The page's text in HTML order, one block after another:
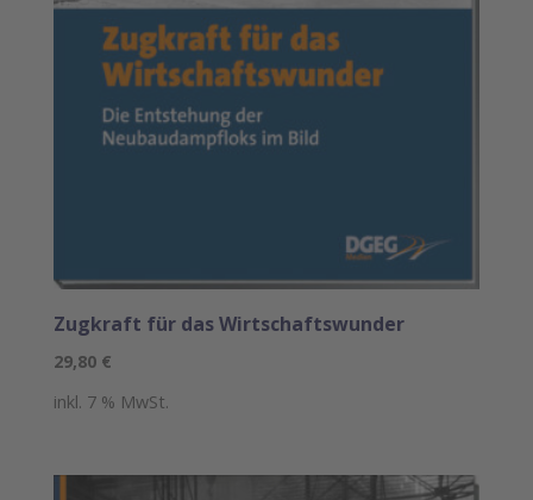
Zugkraft für das Wirtschaftswunder
29,80 €
inkl. 7 % MwSt.